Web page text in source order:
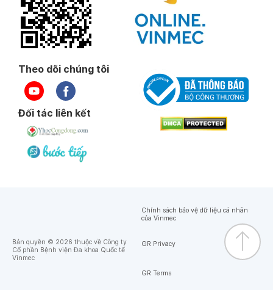
Theo dõi chúng tôi
Đối tác liên kết
Bản quyền © 2026 thuộc về Công ty
Cổ phần Bệnh viện Đa khoa Quốc tế
Vinmec
Chính sách bảo vệ dữ liệu cá nhân
của Vinmec
GR Privacy
GR Terms